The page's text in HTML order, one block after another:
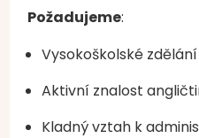
Požadujeme:
Vysokoškolské zdělání
Aktivní znalost
Kladný vztah k